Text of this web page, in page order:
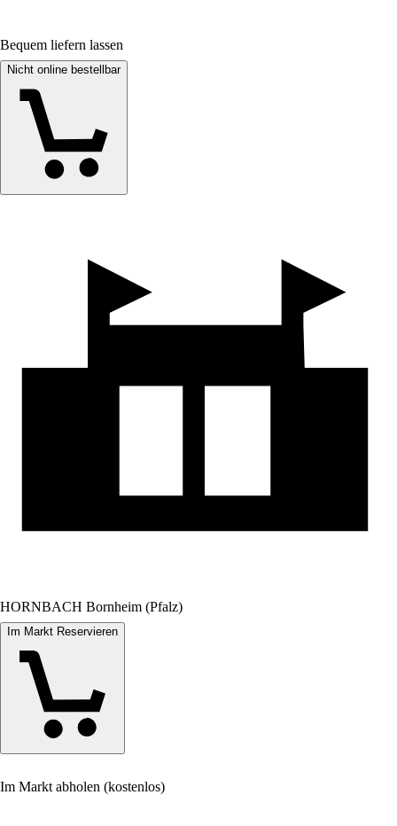
Bequem liefern lassen
Nicht online bestellbar
HORNBACH Bornheim (Pfalz)
Im Markt Reservieren
Im Markt abholen (kostenlos)